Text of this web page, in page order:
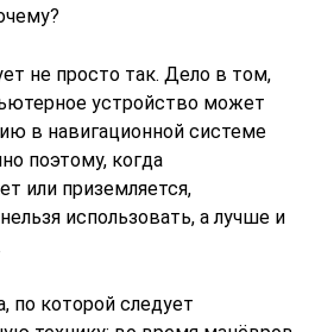
не просто так. Дело в том,
устройство может
в навигационной системе
поэтому, когда
или приземляется,
использовать, а лучше и
по которой следует